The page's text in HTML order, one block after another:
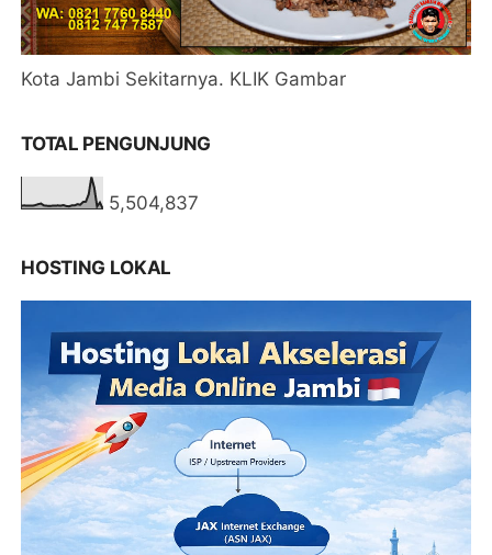
Kota Jambi Sekitarnya. KLIK Gambar
TOTAL PENGUNJUNG
5,504,837
HOSTING LOKAL